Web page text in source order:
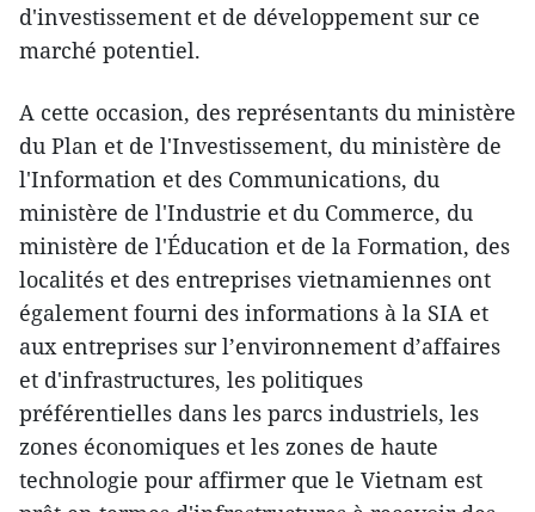
d'investissement et de développement sur ce
marché potentiel.
A cette occasion, des représentants du ministère
du Plan et de l'Investissement, du ministère de
l'Information et des Communications, du
ministère de l'Industrie et du Commerce, du
ministère de l'Éducation et de la Formation, des
localités et des entreprises vietnamiennes ont
également fourni des informations à la SIA et
aux entreprises sur l’environnement d’affaires
et d'infrastructures, les politiques
préférentielles dans les parcs industriels, les
zones économiques et les zones de haute
technologie pour affirmer que le Vietnam est